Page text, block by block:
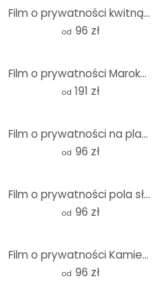
Film o prywatności kwitnącej wiśni - Panorama
od 96 zł
Film o prywatności Maroko - Panorama
od 191 zł
Film o prywatności na plaży nad Morzem Południowym - Panorama
od 96 zł
Film o prywatności pola słoneczników - Panorama
od 96 zł
Film o prywatności Kamień w piasku 2 - Panorama
od 96 zł